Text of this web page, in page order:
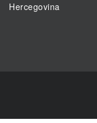
Hercegovina